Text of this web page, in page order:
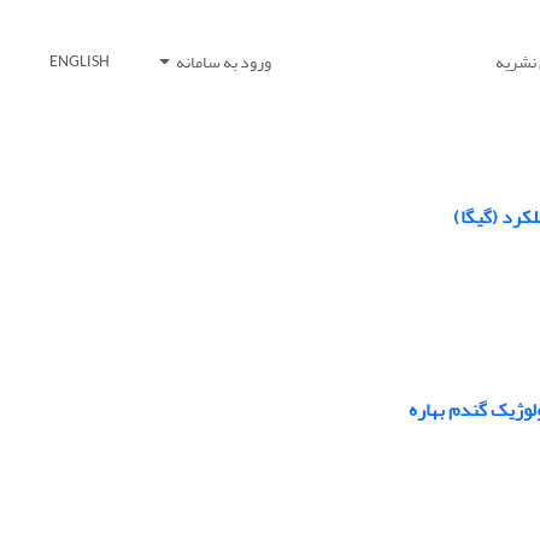
نشریه ورود به سامانه ENGLISH
(گیگا)
گندم بهاره